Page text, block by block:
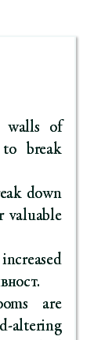
of
break
down
valuable
are
altering